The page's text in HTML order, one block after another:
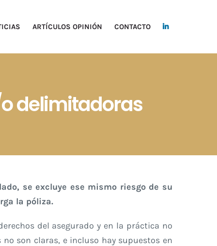
ARTÍCULOS OPINIÓN CONTACTO
delimitadoras
se excluye ese mismo riesgo de su
la póliza.
del asegurado y en la práctica no
son claras, e incluso hay supuestos en